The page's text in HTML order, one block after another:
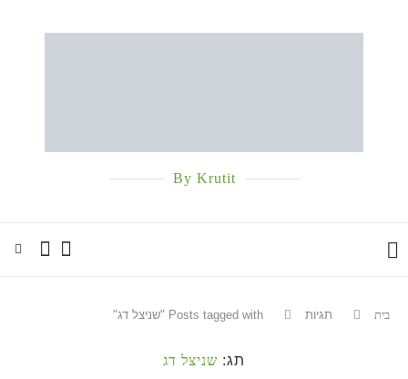
By Krutit
בית תגיות Posts tagged with "שניצל דג"
תג: שניצל דג